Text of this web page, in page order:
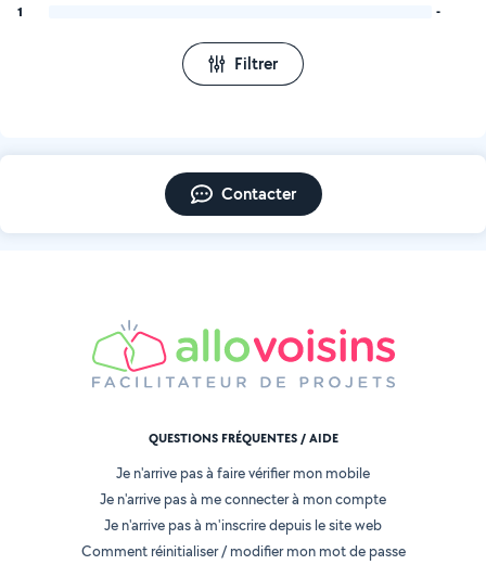
1
-
Filtrer
Contacter
QUESTIONS FRÉQUENTES / AIDE
Je n'arrive pas à faire vérifier mon mobile
Je n'arrive pas à me connecter à mon compte
Je n'arrive pas à m'inscrire depuis le site web
Comment réinitialiser / modifier mon mot de passe